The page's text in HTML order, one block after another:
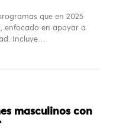
que en 2025
enfocado en apoyar a
Incluye…
masculinos con